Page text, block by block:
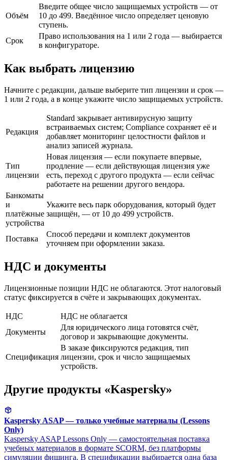
Объём
Введите общее число защищаемых устройств — от
10 до 499. Введённое число определяет ценовую
ступень.
Срок
Право использования на 1 или 2 года — выбирается
в конфигураторе.
Как выбрать лицензию
Начните с редакции, дальше выберите тип лицензии и срок —
1 или 2 года, а в конце укажите число защищаемых устройств.
Редакция
Standard закрывает антивирусную защиту
встраиваемых систем; Compliance сохраняет её и
добавляет мониторинг целостности файлов и
анализ записей журнала.
Тип
лицензии
Новая лицензия — если покупаете впервые,
продление — если действующая лицензия уже
есть, переход с другого продукта — если сейчас
работаете на решении другого вендора.
Банкоматы
и
платёжные
устройства
Укажите весь парк оборудования, который будет
защищён, — от 10 до 499 устройств.
Поставка
Способ передачи и комплект документов
уточняем при оформлении заказа.
НДС и документы
Лицензионные позиции НДС не облагаются. Этот налоговый
статус фиксируется в счёте и закрывающих документах.
НДС
НДС не облагается
Документы
Для юридического лица готовятся счёт,
договор и закрывающие документы.
Спецификация
В заказе фиксируются редакция, тип
лицензии, срок и число защищаемых
устройств.
Другие продукты «Kaspersky»
Kaspersky ASAP — только учебные материалы (Lessons
Only)
Kaspersky ASAP Lessons Only — самостоятельная поставка
учебных материалов в формате SCORM, без платформы
симуляции фишинга. В спецификации выбирается одна база